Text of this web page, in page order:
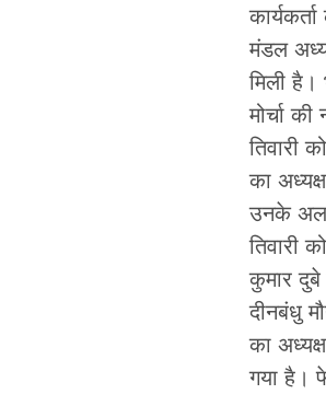
मंडल
मिली है।
मोर्चा
तिवारी
का
उनके
तिवारी
कुमार
दीनबंधु
का
गया है।